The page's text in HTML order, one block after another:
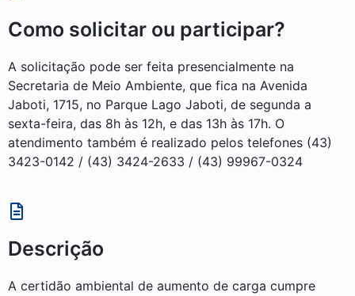
Como solicitar ou participar?
A solicitação pode ser feita presencialmente na
Secretaria de Meio Ambiente, que fica na Avenida
Jaboti, 1715, no Parque Lago Jaboti, de segunda a
sexta-feira, das 8h às 12h, e das 13h às 17h. O
atendimento também é realizado pelos telefones (43)
3423-0142 / (43) 3424-2633 / (43) 99967-0324
Descrição
A certidão ambiental de aumento de carga cumpre